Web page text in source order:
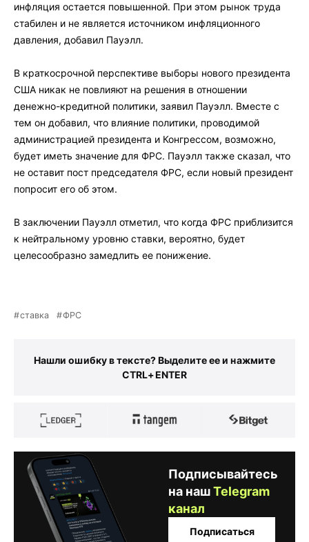
инфляция остается повышенной. При этом рынок труда
стабилен и не является источником инфляционного
давления, добавил Пауэлл.
В краткосрочной перспективе выборы нового президента
США никак не повлияют на решения в отношении
денежно-кредитной политики, заявил Пауэлл. Вместе с
тем он добавил, что влияние политики, проводимой
администрацией президента и Конгрессом, возможно,
будет иметь значение для ФРС. Пауэлл также сказал, что
не оставит пост председателя ФРС, если новый президент
попросит его об этом.
В заключении Пауэлл отметил, что когда ФРС приблизится
к нейтральному уровню ставки, вероятно, будет
целесообразно замедлить ее понижение.
ставка ФРС
Нашли ошибку в тексте? Выделите ее и нажмите
CTRL+ENTER
Подписывайтесь
на нашTelegram
канал
Подписаться